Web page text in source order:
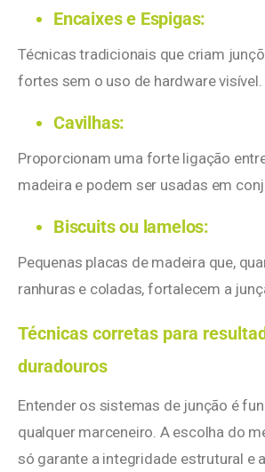
Encaixes e Espigas:
Técnicas tradicionais que criam
fortes sem o uso de hardware visível.
Cavilhas:
Proporcionam uma forte ligação
madeira e podem ser usadas em
Biscuits ou lamelos:
Pequenas placas de madeira que,
ranhuras e coladas, fortalecem a
Técnicas corretas para
duradouros
Entender os sistemas de junção é
qualquer marceneiro. A escolha do
só garante a integridade estrutural e